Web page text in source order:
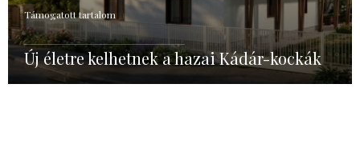
Támogatott tartalom
Új életre kelhetnek a hazai Kádár-kockák